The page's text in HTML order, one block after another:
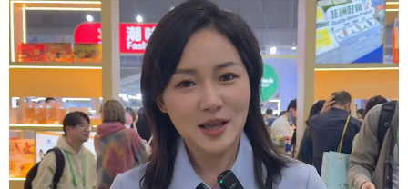
学术中国 乡村振兴 溯源中国
城市 旅游 能源 会展
娱乐 时尚
公益 一带一路 亚太网 上市公司
文化产业